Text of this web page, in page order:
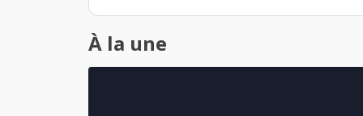
À la une